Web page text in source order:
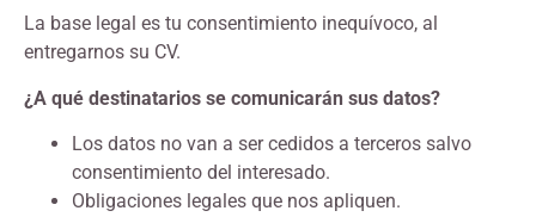
La base legal es tu consentimiento inequívoco, al
entregarnos su CV.
¿A qué destinatarios se comunicarán sus datos?
Los datos no van a ser cedidos a terceros salvo
consentimiento del interesado.
Obligaciones legales que nos apliquen.